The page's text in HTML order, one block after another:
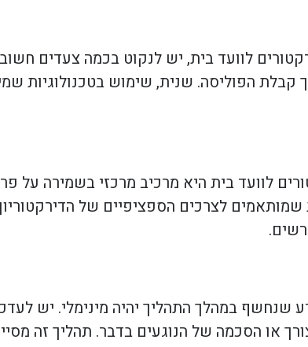
לוועד בית, יש לנקוט בכמה צעדים
הפוליסה. שנית, שימוש בטכנולוגיות
לוועד בית היא מרכיב מרכזי בשמירה על
לצרכים הספציפיים של
במהלך התהליך יהיה מינימלי. יש
או הסכמה של הנוגעים בדבר. תהליך זה